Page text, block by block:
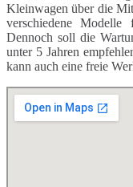
Kleinwagen über die
verschiedene Modelle
Dennoch soll die
unter 5 Jahren
kann auch eine freie